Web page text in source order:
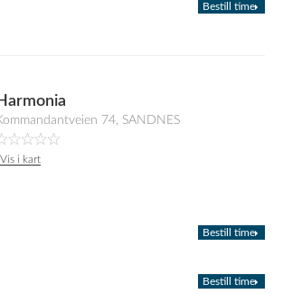
Bestill time
74, SANDNES
Vis i kart
Bestill time
Bestill time